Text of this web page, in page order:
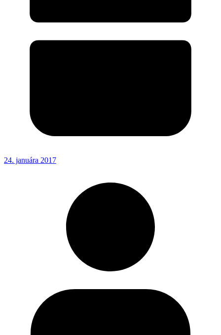
24. januára 2017